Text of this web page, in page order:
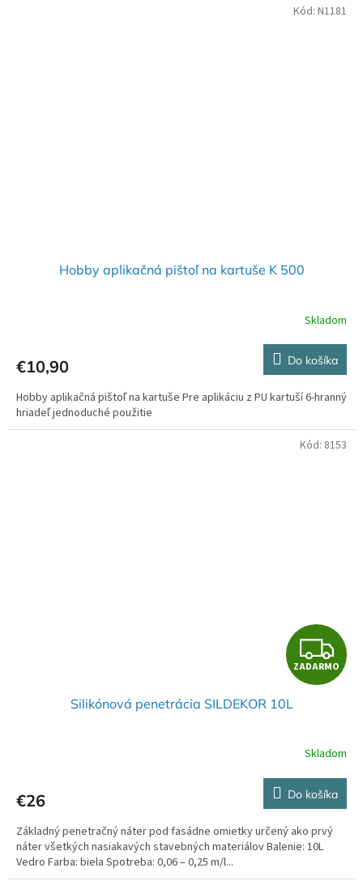
Hobby aplikačná pištoľ na kartuše K 500
Skladom
€10,90 Do košíka
Hobby aplikačná pištoľ na kartuše Pre aplikáciu z PU kartuší 6-hranný
hriadeľ jednoduché použitie
Kód: N1181
Z
A
A
R
M
ZADARMO
Silikónová penetrácia SILDEKOR 10L
Skladom
€26 Do košíka
Základný penetračný náter pod fasádne omietky určený ako prvý
náter všetkých nasiakavých stavebných materiálov Balenie: 10L
Vedro Farba: biela Spotreba: 0,06 – 0,25 m/l...
Kód: 8153